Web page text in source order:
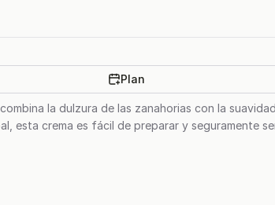
Plan
la dulzura de las zanahorias con la
esta crema es fácil de preparar y seguramente